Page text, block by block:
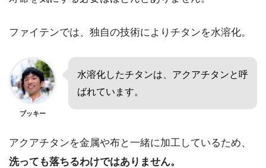
ファイテンでは、独自の技術によりチタンを水溶化。
ブッキー
水溶化したチタンは、アクアチタンと呼
ばれています。
アクアチタンを金属や布と一緒に加工しているため、
洗っても落ちるわけではありません。